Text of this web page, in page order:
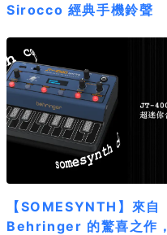
Sirocco 經典手機鈴聲
【SOMESYNTH】來自
Behringer 的驚喜之作，